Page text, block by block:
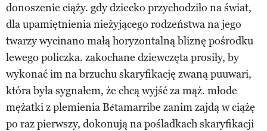
donoszenie ciąży. gdy dziecko przychodziło na świat,
dla upamiętnienia nieżyjącego rodzeństwa na jego
twarzy wycinano małą horyzontalną bliznę pośrodku
lewego policzka. zakochane dziewczęta prosiły, by
wykonać im na brzuchu skaryfikację zwaną puuwari,
która była sygnałem, że chcą wyjść za mąż. młode
mężatki z plemienia Bétamarribe zanim zajdą w ciążę
po raz pierwszy, dokonują na pośladkach skaryfikacji